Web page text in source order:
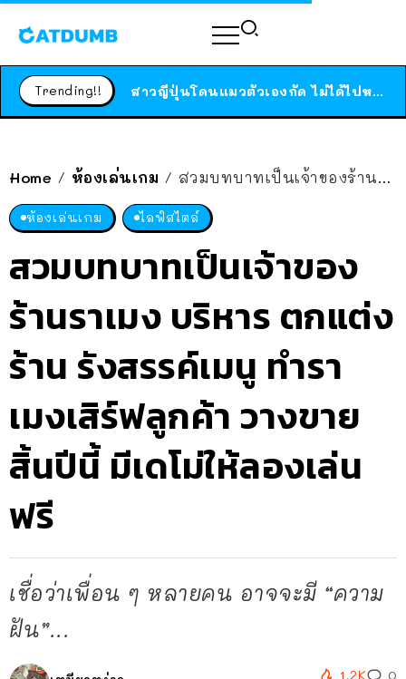
Trending!! ได้เวลาเด็กหนวดรวมตัว RF Online Next เปิดให้เล่นแล้ว เกม Sci-Fi MMORPG ระดับตำนาน เล่นได้ทั้งมือถือและ PC
Home / ห้องเล่นเกม / สวมบทบาทเป็นเจ้าของร้านราเมง บริหาร ตกแต่งร้าน รังสรรค์เมนู ทำราเมงเสิร์ฟลูกค้า วางขาย สิ้นปีนี้ มีเดโม่ให้ลองเล่นฟรี
ห้องเล่นเกม ไลฟ์สไตล์
สวมบทบาทเป็นเจ้าของ
ร้านราเมง บริหาร ตกแต่ง
ร้าน รังสรรค์เมนู ทำรา
เมงเสิร์ฟลูกค้า วางขาย
สิ้นปีนี้ มีเดโม่ให้ลองเล่น
ฟรี
เชื่อว่าเพื่อน ๆ หลายคน อาจจะมี “ความ
ฝัน”...
1.2K 0